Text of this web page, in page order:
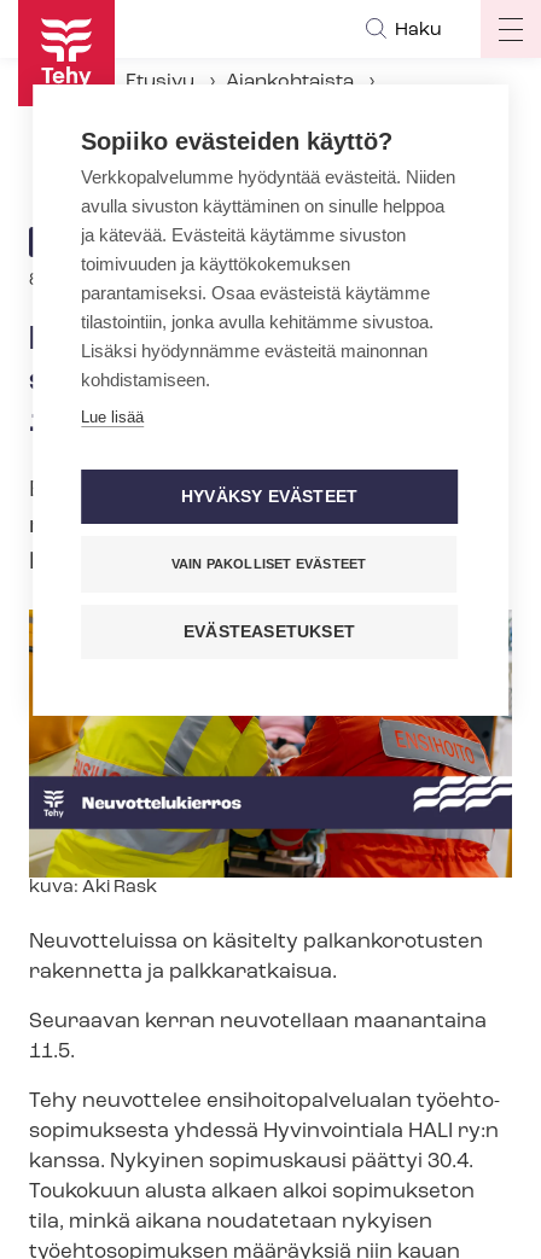
Hyppää
pääsisältöön
Haku
Etusivu
Ajankohtaista
En­si­hoi­to­pal­ve­lua­lan työ­eh­to­so­pi­mus­neu­vot­te­lut jatkuvat 11.5.
ARTIKKELIN
KATEGORIA
AJANKOHTAISTA
8.5.2026 | 13:02
En­si­hoi­to­pal­ve­lua­lan työ­eh­to­
so­pi­mus­neu­vot­te­lut jatkuvat
11.5.
Eilen ja tänään (7.5. - 8.5.) on jatkettu
neuvotteluita yksityisen en­si­hoi­to­pal­ve­
lua­lan työ­eh­to­so­pi­muk­ses­ta.
Kuvateksti
kuva: Aki Rask
Neuvotteluissa on käsitelty palkankorotusten
rakennetta ja palkkaratkaisua.
Seuraavan kerran neuvotellaan maanantaina
11.5.
Tehy neuvottelee en­si­hoi­to­pal­ve­lua­lan työ­eh­to­
so­pi­muk­ses­ta yhdessä Hyvinvointiala HALI ry:n
kanssa. Nykyinen sopimuskausi päättyi 30.4.
Toukokuun alusta alkaen alkoi sopimukseton
tila, minkä aikana noudatetaan nykyisen
työehtosopimuksen määräyksiä niin kauan
Sopiiko evästeiden käyttö?
Verkkopalvelumme hyödyntää evästeitä. Niiden
avulla sivuston käyttäminen on sinulle helppoa
ja kätevää. Evästeitä käytämme sivuston
toimivuuden ja käyttökokemuksen
parantamiseksi. Osaa evästeistä käytämme
tilastointiin, jonka avulla kehitämme sivustoa.
Lisäksi hyödynnämme evästeitä mainonnan
kohdistamiseen.
Lue lisää
HYVÄKSY EVÄSTEET
VAIN PAKOLLISET EVÄSTEET
EVÄSTEASETUKSET